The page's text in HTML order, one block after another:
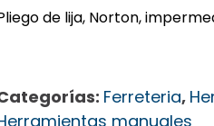
de lija, Norton,
Ferreteria,
manuales